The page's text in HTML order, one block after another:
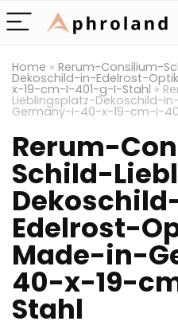
Home » Rerum-Consilium-
Dekoschild-in-Edelrost-
x-19-cm-I-401-g-I-Stahl »
Lieblingsplatz-Dekoschild-
Germany-I-40-x-19-cm-I-
Rerum-
Schild-
Edelrost-
Made-in-
40-x-19-
Stahl